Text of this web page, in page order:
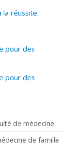
de médecine
de famille
la réussite
pour des
pour des